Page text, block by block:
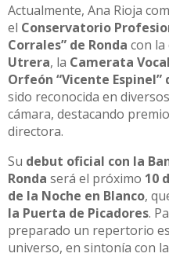
Actualmente, Ana Rioja
el Conservatorio
Corrales” de Ronda con la
Utrera, la Camerata
Orfeón “Vicente Espinel”
sido reconocida en
cámara, destacando
directora.
Su debut oficial con la
Ronda será el próximo 10
de la Noche en Blanco,
la Puerta de Picadores.
preparado un repertorio
universo, en sintonía con